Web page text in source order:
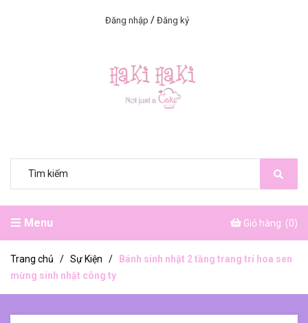
Đăng nhập / Đăng ký
Menu Giỏ hàng: (0)
Trang chủ / Sự Kiện /
Bánh sinh nhật 2 tầng trang trí hoa sen
mừng sinh nhật công ty